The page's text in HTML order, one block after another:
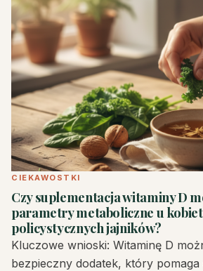
CIEKAWOSTKI
Czy suplementacja witaminy D
parametry metaboliczne u kobiet
policystycznych jajników?
Kluczowe wnioski: Witaminę D
bezpieczny dodatek, który